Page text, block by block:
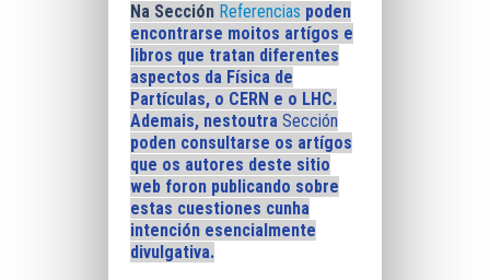
Na Sección Referencias poden
encontrarse moitos artígos e
libros que tratan diferentes
aspectos da Física de
Partículas, o CERN e o LHC.
Ademais, nestoutra Sección
poden consultarse os artígos
que os autores deste sitio
web foron publicando sobre
estas cuestiones cunha
intención esencialmente
divulgativa.